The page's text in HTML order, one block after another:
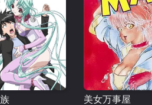
美女万事屋